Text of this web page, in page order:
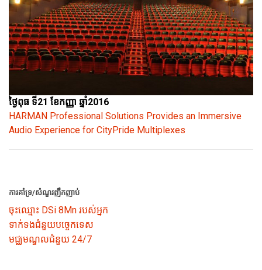
ថ្ងៃពុធ ទី21 ខែកញ្ញា ឆ្នាំ2016
HARMAN Professional Solutions Provides an Immersive
Audio Experience for CityPride Multiplexes
ការគាំទ្រ/សំណួរញឹកញាប់
ចុះឈ្មោះ DSi 8Mn របស់អ្នក
ទាក់ទងជំនួយបច្ចេកទេស
មជ្ឈមណ្ឌលជំនួយ 24/7